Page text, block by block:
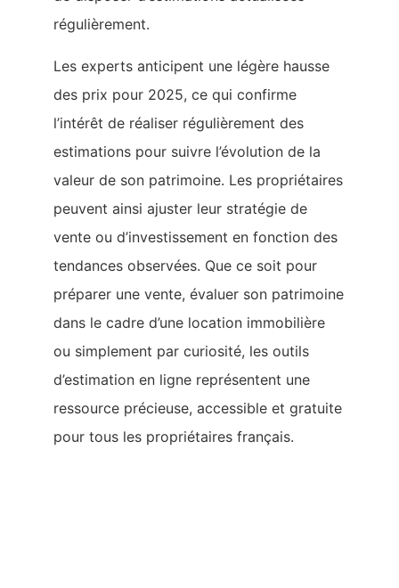
régulièrement.
Les experts anticipent une légère hausse
des prix pour 2025, ce qui confirme
l’intérêt de réaliser régulièrement des
estimations pour suivre l’évolution de la
valeur de son patrimoine. Les propriétaires
peuvent ainsi ajuster leur stratégie de
vente ou d’investissement en fonction des
tendances observées. Que ce soit pour
préparer une vente, évaluer son patrimoine
dans le cadre d’une location immobilière
ou simplement par curiosité, les outils
d’estimation en ligne représentent une
ressource précieuse, accessible et gratuite
pour tous les propriétaires français.